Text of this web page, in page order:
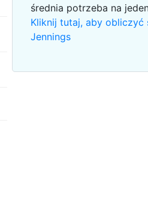
średnia potrzeba na
Kliknij tutaj, aby
Jennings